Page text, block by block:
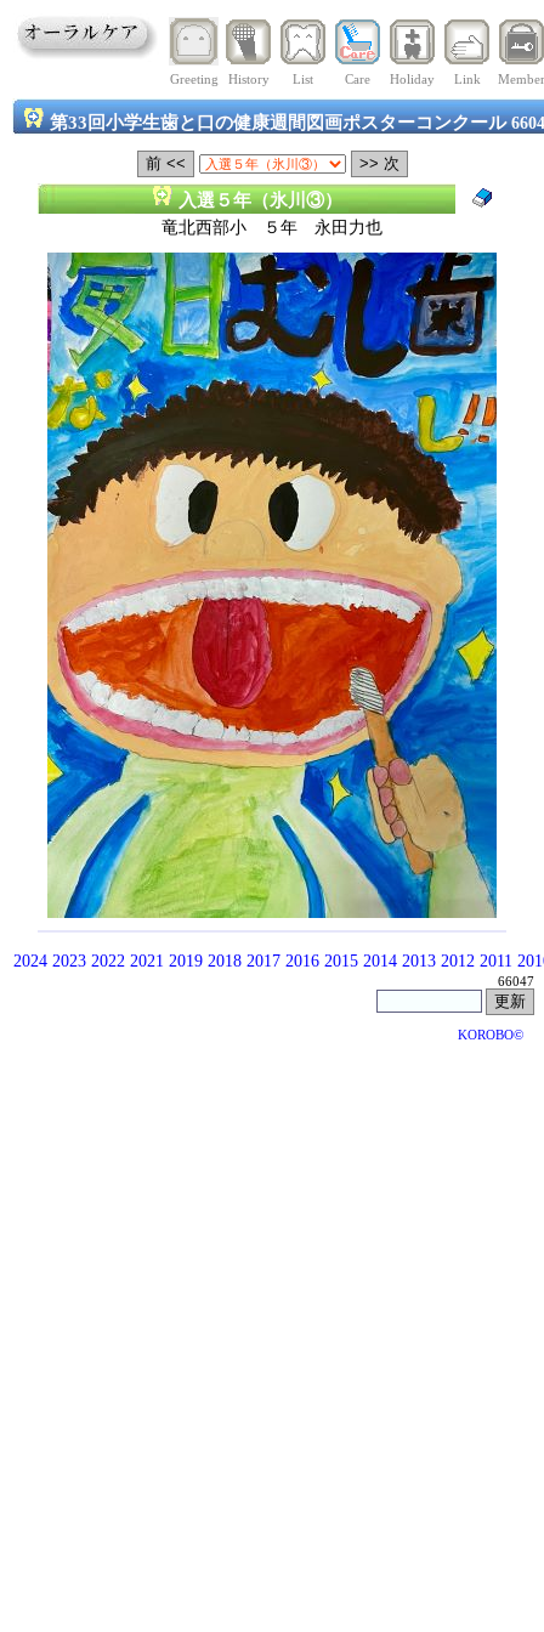
Greeting History List Care Holiday Link Member
第33回小学生歯と口の健康週間図画ポスターコンクール
入選５年（氷川③）
竜北西部小 ５年 永田力也
2024 2023 2022 2021 2019 2018 2017 2016 2015 2014 2013 2012 2011
66047
KOROBO©